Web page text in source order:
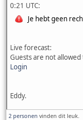
0:21 UTC:
Je hebt geen
Live forecast:
Guests are not
Login
Eddy.
2 personen vinden dit leuk.